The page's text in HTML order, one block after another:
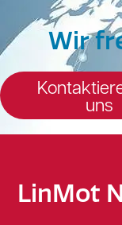
Wir
uns
LinMot